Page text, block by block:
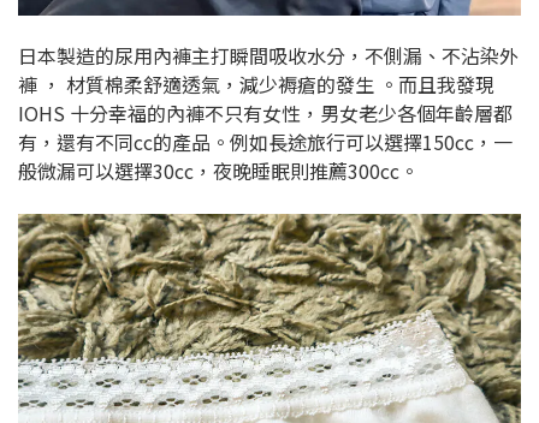
日本製造的尿用內褲主打瞬間吸收水分，不側漏、不沾染外
褲 ， 材質棉柔舒適透氣，減少褥瘡的發生 。而且我發現
IOHS 十分幸福的內褲不只有女性，男女老少各個年齡層都
有，還有不同cc的產品。例如長途旅行可以選擇150cc，一
般微漏可以選擇30cc，夜晚睡眠則推薦300cc。